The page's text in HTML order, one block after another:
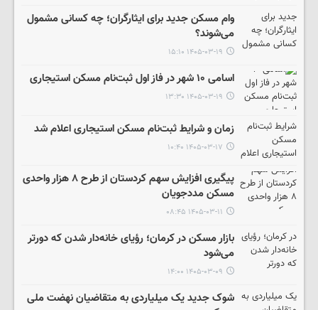
وام مسکن جدید برای ایثارگران؛ چه کسانی مشمول
می‌شوند؟
۱۴۰۵-۰۳-۱۹ ۱۵:۱۰
اسامی ۱۰ شهر در فاز اول ثبت‌نام مسکن استیجاری
۱۴۰۵-۰۳-۱۹ ۱۳:۳۰
زمان و شرایط ثبت‌نام مسکن استیجاری اعلام شد
۱۴۰۵-۰۳-۱۷ ۱۰:۴۰
پیگیری افزایش سهم کردستان از طرح ۸ هزار واحدی
مسکن مددجویان
۱۴۰۵-۰۳-۱۱ ۰۸:۴۵
بازار مسکن در کرمان؛ رؤیای خانه‌دار شدن که دورتر
می‌شود
۱۴۰۵-۰۳-۰۹ ۱۴:۰۰
شوک جدید یک میلیاردی به متقاضیان نهضت ملی